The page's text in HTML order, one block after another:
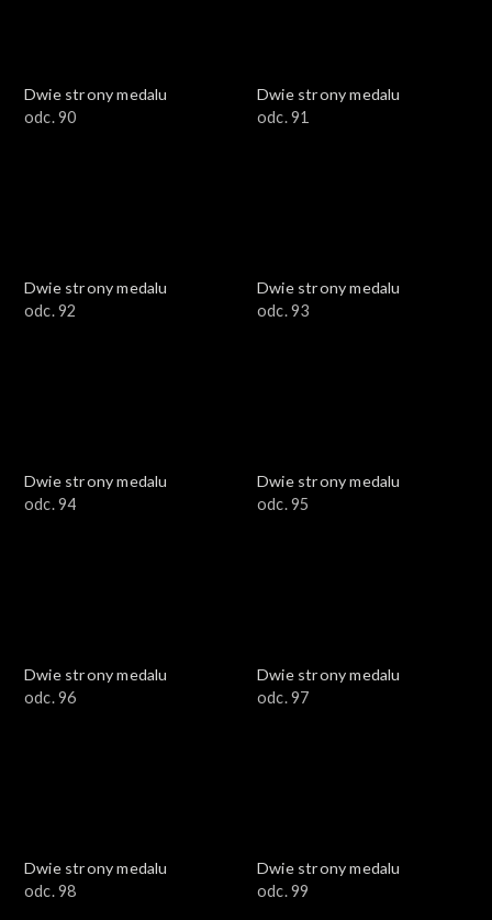
Dwie strony medalu
odc. 90
Dwie strony medalu
odc. 91
Dwie strony medalu
odc. 92
Dwie strony medalu
odc. 93
Dwie strony medalu
odc. 94
Dwie strony medalu
odc. 95
Dwie strony medalu
odc. 96
Dwie strony medalu
odc. 97
Dwie strony medalu
odc. 98
Dwie strony medalu
odc. 99